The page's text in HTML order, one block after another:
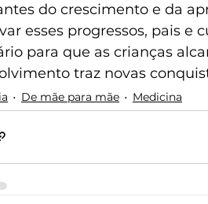
do crescimento e da
esses progressos, pais
para que as crianças
traz novas
De mãe para mãe Medicina